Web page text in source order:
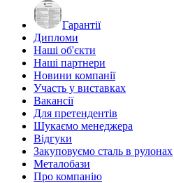
Гарантії
Дипломи
Наші об'єкти
Наші партнери
Новини компанії
Участь у виставках
Вакансії
Для претендентів
Шукаємо менеджера
Відгуки
Закуповуємо сталь в рулонах
Металобази
Про компанію